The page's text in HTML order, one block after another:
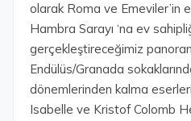
olarak Roma ve Emeviler’in
Hambra Sarayı ‘na ev
gerçekleştireceğimiz
Endülüs/Granada
dönemlerinden kalma
Isabelle ve Kristof Colomb